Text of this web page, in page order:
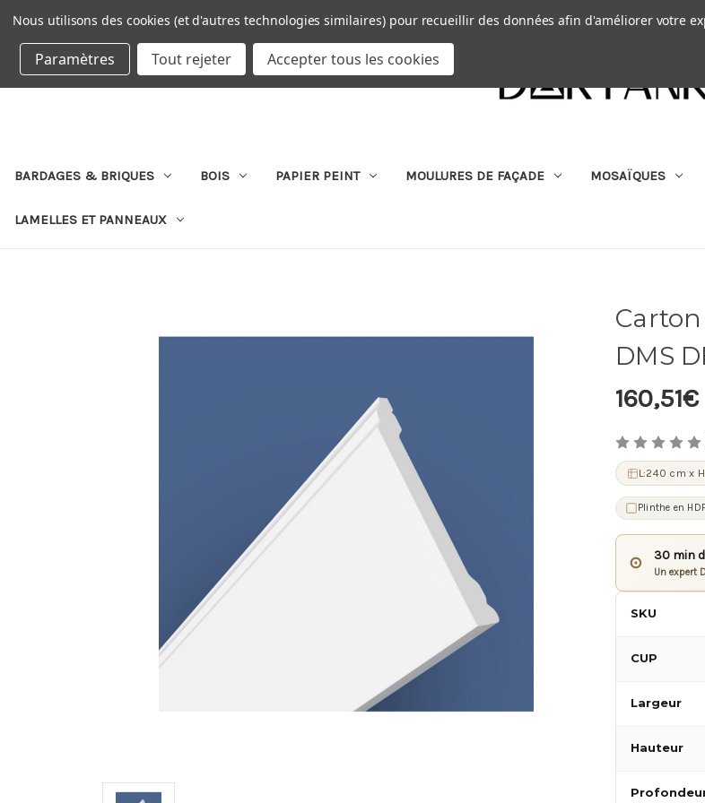
DEVISE : EUR
|
BARDAGES & BRIQUES BOIS PAPIER PEINT MOULURES DE FAÇADE MOSAÏQUES
LAMELLES ET PANNEAUX
DMS
160,51€
L:240 cm x
Plinthe en
⊙ 30 min
Un expert
SKU
CUP
Largeur
Hauteur
Nous utilisons des cookies (et d'autres technologies similaires) pour recueillir des données afin d'améliorer votre
Paramètres Tout rejeter Accepter tous les cookies